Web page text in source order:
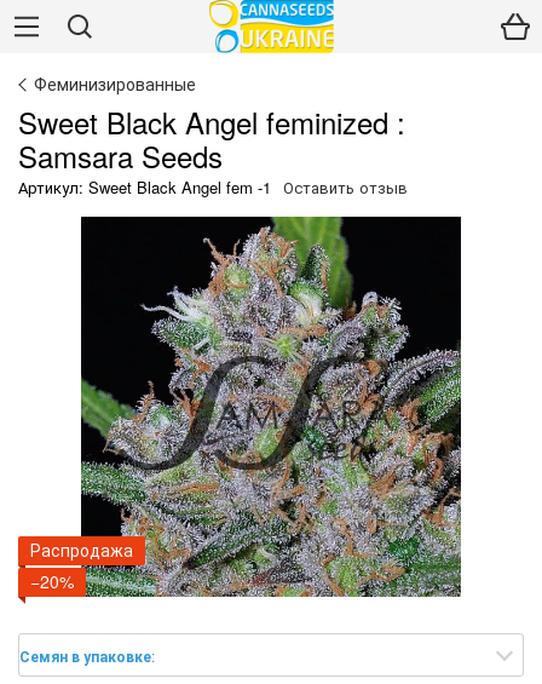
Феминизированные
Sweet Black Angel feminized :
Samsara Seeds
Артикул: Sweet Black Angel fem -1 Оставить отзыв
Распродажа
−20%
Семян в упаковке: